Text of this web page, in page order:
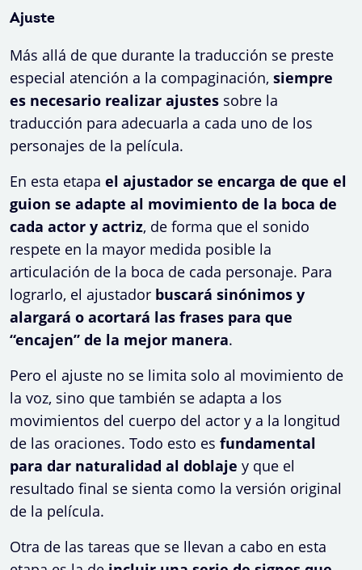
Ajuste
Más allá de que durante la traducción se preste
especial atención a la compaginación, siempre
es necesario realizar ajustes sobre la
traducción para adecuarla a cada uno de los
personajes de la película.
En esta etapa el ajustador se encarga de que el
guion se adapte al movimiento de la boca de
cada actor y actriz, de forma que el sonido
respete en la mayor medida posible la
articulación de la boca de cada personaje. Para
lograrlo, el ajustador buscará sinónimos y
alargará o acortará las frases para que
“encajen” de la mejor manera.
Pero el ajuste no se limita solo al movimiento de
la voz, sino que también se adapta a los
movimientos del cuerpo del actor y a la longitud
de las oraciones. Todo esto es fundamental
para dar naturalidad al doblaje y que el
resultado final se sienta como la versión original
de la película.
Otra de las tareas que se llevan a cabo en esta